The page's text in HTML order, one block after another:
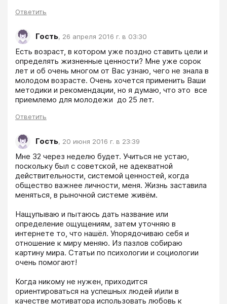
Ответить
Гость, 26 апреля 2016 г. в 03:30
Есть возраст, в котором уже поздно ставить цели и
определять жизненные ценности? Мне уже сорок
лет и об очень многом от Вас узнаю, чего не знала в
молодом возрасте. Очень хочется применить Ваши
методики и рекомендации, но я думаю, что это  все
приемлемо для молодежи  до 25 лет.
Ответить
Гость, 20 июня 2016 г. в 23:39
Мне 32 через неделю будет. Учиться не устаю,
поскольку был с советской, не адекватной
действительности, системой ценностей, когда
общество важнее личности, меня. Жизнь заставила
меняться, в рыночной системе живём.
Нащупываю и пытаюсь дать название или
определение ощущениям, затем уточняю в
интернете то, что нашёл. Упорядочиваю себя и
отношение к миру меняю. Из пазлов собираю
картину мира. Статьи по психологии и социологии
очень помогают!
Когда никому не нужен, приходится
ориентироваться на успешных людей и\или в
качестве мотиватора использовать любовь к